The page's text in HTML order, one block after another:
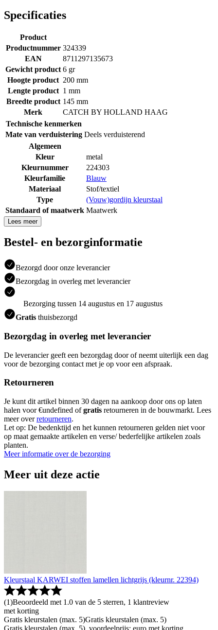
Specificaties
Product
Productnummer 324339
EAN
8711297135673
Gewicht product 6 gr
Hoogte product 200 mm
Lengte product 1 mm
Breedte product 145 mm
Merk
CATCH BY HOLLAND HAAG
Technische kenmerken
Mate van verduistering Deels verduisterend
Algemeen
Kleur
metal
Kleurnummer
224303
Kleurfamilie
Blauw
Materiaal
Stof/textiel
Type
(Vouw)gordijn kleurstaal
Standaard of maatwerk Maatwerk
Lees meer
Bestel- en bezorginformatie
Bezorgd door onze leverancier
Bezorgdag in overleg met leverancier
Bezorging tussen 14 augustus en 17 augustus
Gratis thuisbezorgd
Bezorgdag in overleg met leverancier
De leverancier geeft een bezorgdag door of neemt uiterlijk een dag
voor de bezorging contact met je op voor een afspraak.
Retourneren
Je kunt dit artikel binnen 30 dagen na aankoop door ons op laten
halen voor €undefined ofgratis retourneren in de bouwmarkt. Lees
meer overretourneren.
Let op: De bedenktijd en het kunnen retourneren gelden niet voor
op maat gemaakte artikelen en verse/ bederfelijke artikelen zoals
planten.
Meer informatie over de bezorging
Meer uit deze actie
Kleurstaal KARWEI stoffen lamellen lichtgrijs (kleurnr. 22394)
(1)Beoordeeld met 1.0 van de 5 sterren, 1 klantreview
met korting
Gratis kleurstalen (max. 5)Gratis kleurstalen (max. 5)
Gratis kleurstalen (max. 5), voordeelprijs: euro met korting